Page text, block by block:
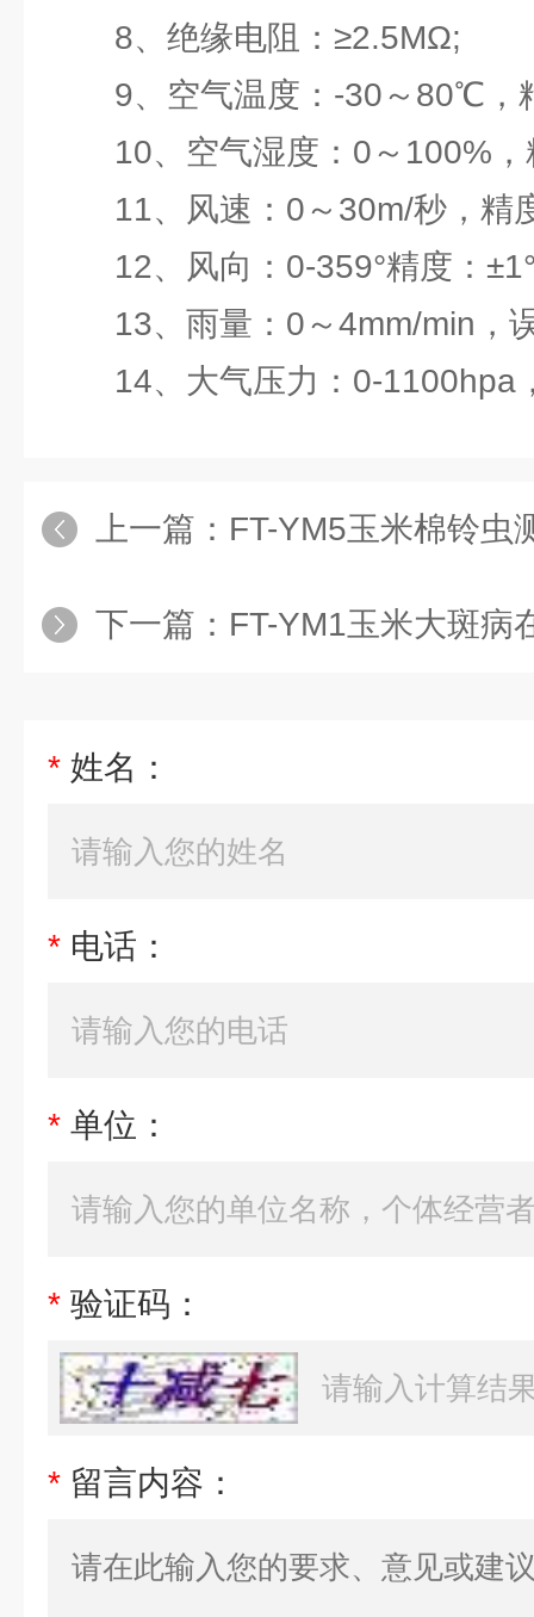
8、绝缘电阻：≥2.5MΩ;
9、空气温度：-30～80℃
10、空气湿度：0～100%
11、风速：0～30m/秒，精
12、风向：0-359°精度：
13、雨量：0～4mm/min，
14、大气压力：0-1100hpa
上一篇： FT-YM5玉米棉铃虫测
下一篇： FT-YM1玉米大斑病在线
* 姓名：
* 电话：
* 单位：
* 验证码：
* 留言内容：